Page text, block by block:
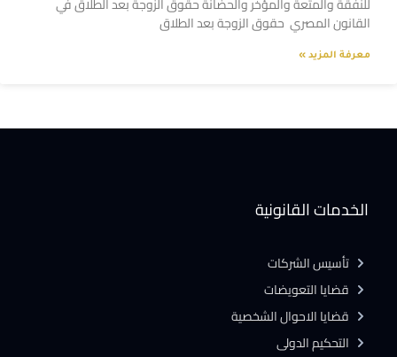
القانون المصري حقوق الزوجة بعد الطلاق
معرفة المزيد »
الخدمات القانونية
تأسيس الشركات
قضايا التعويضات
قضايا الاحوال الشخصية
التحكيم الدولى